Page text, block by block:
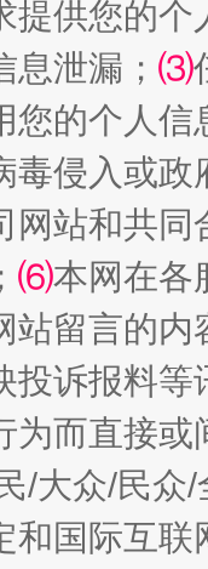
"炒
提供您的个
泄漏； ⑶
您的个人
毒侵入或
网站和共
⑹本网在各
站留言的内
投诉报料
为而直接
/大众/民
和国际互